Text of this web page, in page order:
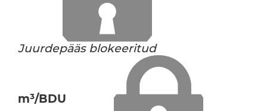
Juurdepääs blokeeritud
m³/BDU